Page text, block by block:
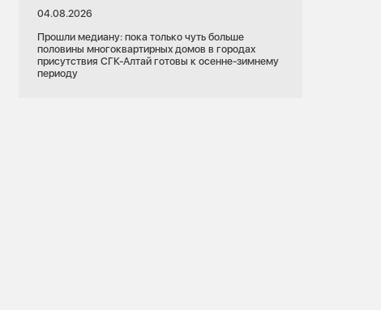
04.08.2026
Прошли медиану: пока только чуть больше
половины многоквартирных домов в городах
присутствия СГК-Алтай готовы к осенне-зимнему
периоду